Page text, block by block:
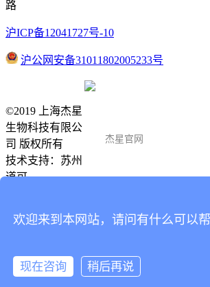
路
沪ICP备12041727号-10
沪公网安备31011802005233号
杰星官网
©2019 上海杰星
生物科技有限公
司 版权所有
技术支持： 苏州
道可
15618136059
在线留言
欢迎来到本网站，请问有什么可以帮
现在咨询 稍后再说